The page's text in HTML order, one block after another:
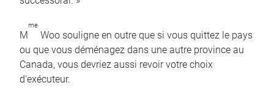
M
me
Woo souligne en outre que si vous quittez le pays
ou que vous déménagez dans une autre province au
Canada, vous devriez aussi revoir votre choix
d’exécuteur.